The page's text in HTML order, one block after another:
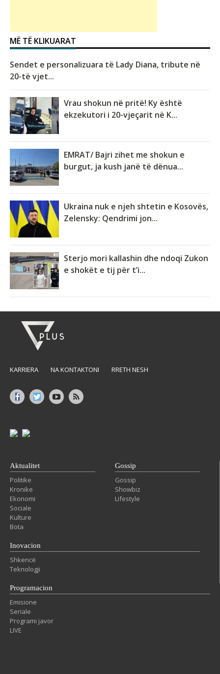
MË TË KLIKUARAT
Sendet e personalizuara të Lady Diana, tribute në
20-të vjet...
Vrau shokun në pritë! Ky është
ekzekutori i 20-vjeçarit në K...
EMRAT/ Bajri zihet me shokun e
burgut, ja kush janë të dënua...
Ukraina nuk e njeh shtetin e Kosovës,
Zelensky: Qendrimi jon...
Sterjo mori kallashin dhe ndoqi Zukon
e shokët e tij për t’i...
KARRIERA NA KONTAKTONI RRETH NESH
Aktualitet
Politike
Kronike
Ekonomi
Sociale
Kulture
Bota
Gossip
Gossip
Showbiz
Lifestyle
Inovacion
Shkencë
Teknologji
Programacion
Emisione
Seriale
Programi javor
LIVE